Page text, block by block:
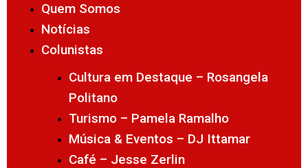
Quem Somos
Notícias
Colunistas
Cultura em Destaque – Rosangela
Politano
Turismo – Pamela Ramalho
Música & Eventos – DJ Ittamar
Café – Jesse Zerlin